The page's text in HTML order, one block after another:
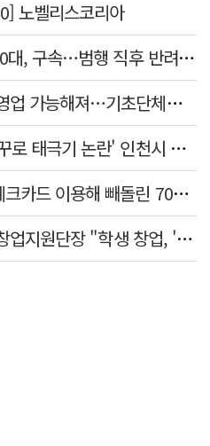
노벨리스코리아
말다툼하다 모친 살해한 10대, 구속…범행 직후 반려견도 죽여
일반음식점도 '푸드트럭' 영업 가능해져…기초단체별 조례 개정 움직임
김희철도 "X돌았네"…'거꾸로 태극기 논란' 인천시 현수막, 이틀 만에 철거
치매노인 예금 수천만원 체크카드 이용해 빼돌린 70대 간병인, 집행유예
윤정현 영남대 YUnicorn창업지원단장 "학생 창업, '팀 빌딩'이 제일 중요"